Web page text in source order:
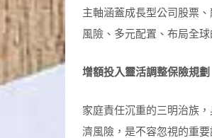
主軸涵蓋成長型公司股票
風險、多元配置、布局全
增額投入靈活調整保險規劃
家庭責任沉重的三明治族
濟風險，是不容忽視的重